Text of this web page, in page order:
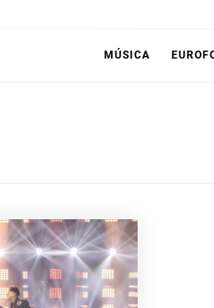
MÚSICA